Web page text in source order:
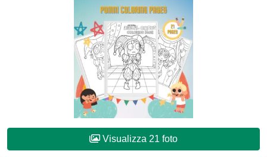
Visualizza 21 foto